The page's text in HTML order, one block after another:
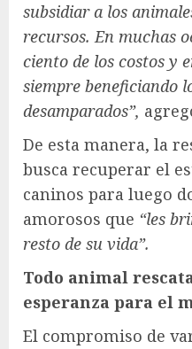
subsidiar a los
recursos. En muchas
ciento de los costos y
siempre beneficiando
desamparados”,
De esta manera, la
busca recuperar el
caninos para luego
amorosos que “les
resto de su vida”.
Todo animal
esperanza para el
El compromiso de